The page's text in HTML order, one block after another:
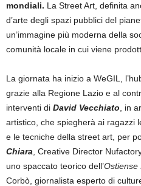
mondiali. La Street Art, definita
d’arte degli spazi pubblici del
un’immagine più moderna della
comunità locale in cui viene
La giornata ha inizio a WeGIL,
grazie alla Regione Lazio e al
interventi di David Vecchiato in
artistico, che spiegherà ai ragazzi
e le tecniche della street art, per
Chiara Creative Director
uno spaccato teorico dell’Ostiense
Corbò, giornalista esperto di